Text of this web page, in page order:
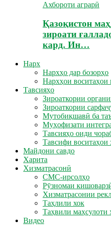
Ахбороти аграрӣ
Қазоқистон
зироати
кард. Ин…
Нарх
Нархҳо дар бозорҳо
Нархҳои воситаҳои
Тавсияҳо
Зироаткории
Зироаткории
Мутобиқшавӣ ба
Муҳофизати
Тавсияҳо оиди
Тавсифи воситаҳои
Майдони савдо
Харита
Хизматрасонӣ
СМС-ирсолҳо
Рӯзномаи
Хизматрасонии
Таҳлили хок
Таҳвили маҳсулоти
Видео